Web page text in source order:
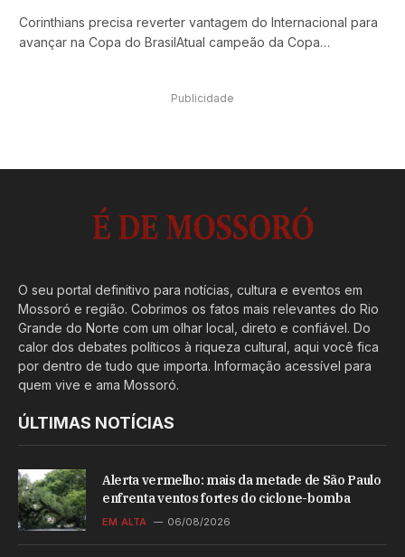
Corinthians precisa reverter vantagem do Internacional para
avançar na Copa do BrasilAtual campeão da Copa…
Publicidade
O seu portal definitivo para notícias, cultura e eventos em
Mossoró e região. Cobrimos os fatos mais relevantes do Rio
Grande do Norte com um olhar local, direto e confiável. Do
calor dos debates políticos à riqueza cultural, aqui você fica
por dentro de tudo que importa. Informação acessível para
quem vive e ama Mossoró.
ÚLTIMAS NOTÍCIAS
Alerta vermelho: mais da metade de São Paulo
enfrenta ventos fortes do ciclone-bomba
EM ALTA 06/08/2026